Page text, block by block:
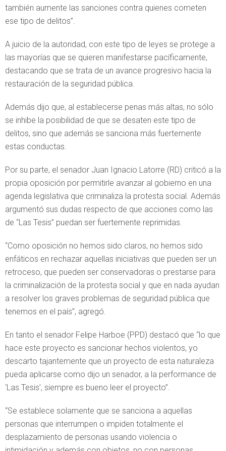
también aumente las sanciones contra quienes cometen
ese tipo de delitos”.
A juicio de la autoridad, con este tipo de leyes se protege a
las mayorías que se quieren manifestarse pacíficamente,
destacando que se trata de un avance progresivo hacia la
restauración de la seguridad pública.
Además dijo que, al establecerse penas más altas, no sólo
se inhibe la posibilidad de que se desaten este tipo de
delitos, sino que además se sanciona más fuertemente
estas conductas.
Por su parte, el senador Juan Ignacio Latorre (RD) criticó a la
propia oposición por permitirle avanzar al gobierno en una
agenda legislativa que criminaliza la protesta social. Además
argumentó sus dudas respecto de que acciones como las
de “Las Tesis” puedan ser fuertemente reprimidas.
“Como oposición no hemos sido claros, no hemos sido
enfáticos en rechazar aquellas iniciativas que pueden ser un
retroceso, que pueden ser conservadoras o prestarse para
la criminalización de la protesta social y que en nada ayudan
a resolver los graves problemas de seguridad pública que
tenemos en el país”, agregó.
En tanto el senador Felipe Harboe (PPD) destacó que “lo que
hace este proyecto es sancionar hechos violentos, yo
descarto tajantemente que un proyecto de esta naturaleza
pueda aplicarse como dijo un senador, a la performance de
‘Las Tesis’, siempre es bueno leer el proyecto”.
“Se establece solamente que se sanciona a aquellas
personas que interrumpen o impiden totalmente el
desplazamiento de personas usando violencia o